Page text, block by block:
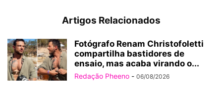
Artigos Relacionados
Fotógrafo Renam Christofoletti
compartilha bastidores de
ensaio, mas acaba virando o...
Redação Pheeno - 06/08/2026